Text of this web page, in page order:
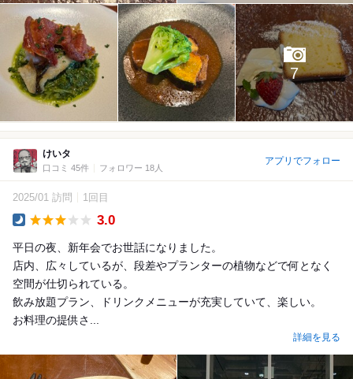
7
けいタ
口コミ 45件 フォロワー 18人
アプリでフォロー
2025/01 訪問 1回目
3.0
平日の夜、新年会でお世話になりました。
店内、広々しているが、段差やプランターの植物などで何となく
空間が仕切られている。
飲み放題プラン、ドリンクメニューが充実していて、楽しい。
お料理の提供さ...
詳細を見る